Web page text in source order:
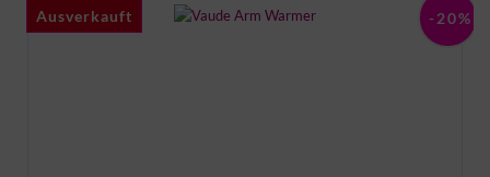
-20%
Ausverkauft
Ausverkauft